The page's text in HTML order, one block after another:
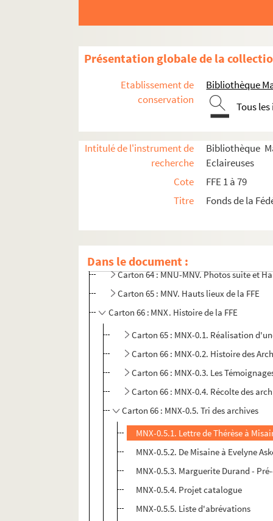
Présentation globale de la
Etablissement de
conservation
Bibliothèque
Tous
Intitulé de l'instrument de
recherche
Bibliothèque
Eclaireuses
Cote
FFE 1 à 79
Titre
Fonds de la
Dans le document :
Carton 52 : MNG à MR. Suite du fonds
Carton 53 : MNT. Canada, Londres, DT et
Carton 54 : MNG 2. D.T. Debrouillum Tibi :
Carton 55 : MNG 2. D.T. Debrouillum Tibi:
Carton 56. Fonds Marguerite Mansion
Cartons 57 à 69. Fonds Geneviève Jourdain-
Carton 57 : MNF-MNG. Pédagogie, revues
Carton 58 : MNH. Formation
Carton 59 : MNJ. Relations publiques
Carton 60 : MNJ. Relations publiques
Carton 63 : MNU. Photos
Carton 64 : MNU-MNV. Photos suite et
Carton 65 : MNV. Hauts lieux de la FFE
Carton 66 : MNX. Histoire de la FFE
Carton 65 : MNX-0.1. Réalisation
Carton 66 : MNX-0.2. Histoire des
Carton 66 : MNX-0.3. Les
Carton 66 : MNX-0.4. Récolte des
Carton 66 : MNX-0.5. Tri des archives
MNX-0.5.1. Lettre de Thérèse à
MNX-0.5.2. De Misaine à Evelyne
MNX-0.5.3. Marguerite Durand -
MNX-0.5.4. Projet catalogue
MNX-0.5.5. Liste d'abrévations